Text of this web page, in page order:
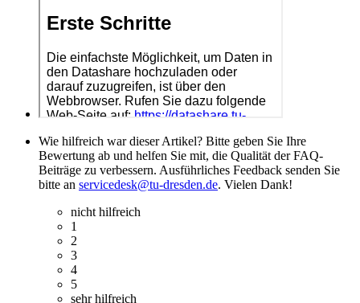
Wie hilfreich war dieser Artikel? Bitte geben Sie Ihre
Bewertung ab und helfen Sie mit, die Qualität der FAQ-
Beiträge zu verbessern. Ausführliches Feedback senden Sie
bitte an servicedesk@tu-dresden.de. Vielen Dank!
nicht hilfreich
1
2
3
4
5
sehr hilfreich